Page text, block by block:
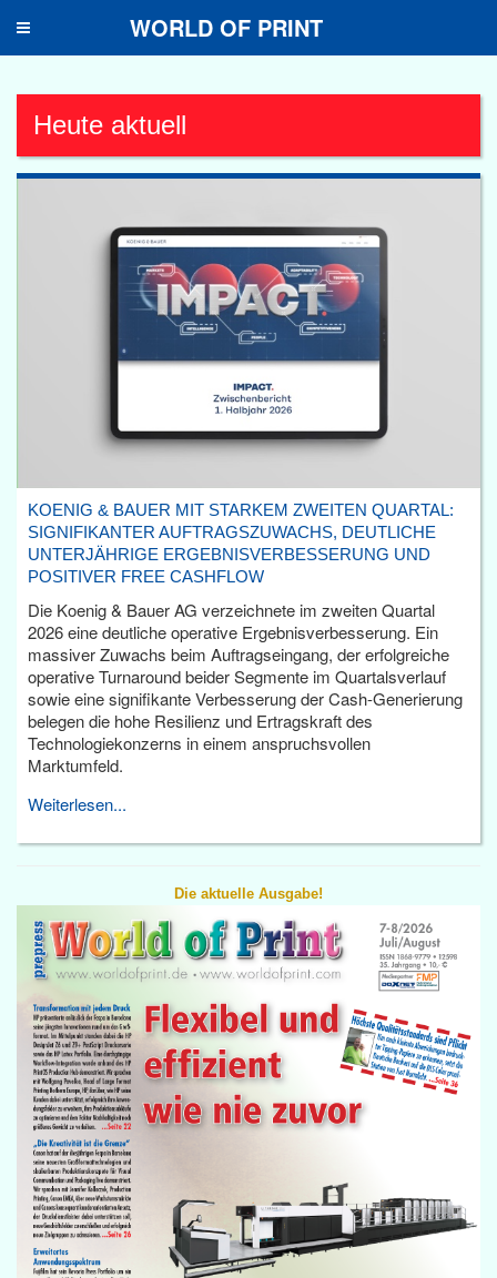
Toggle
WORLD OF PRINT
Heute aktuell
KOENIG & BAUER MIT STARKEM ZWEITEN QUARTAL:
SIGNIFIKANTER AUFTRAGSZUWACHS, DEUTLICHE
UNTERJÄHRIGE ERGEBNISVERBESSERUNG UND
POSITIVER FREE CASHFLOW
Die Koenig & Bauer AG verzeichnete im zweiten Quartal
2026 eine deutliche operative Ergebnisverbesserung. Ein
massiver Zuwachs beim Auftragseingang, der erfolgreiche
operative Turnaround beider Segmente im Quartalsverlauf
sowie eine signifikante Verbesserung der Cash-Generierung
belegen die hohe Resilienz und Ertragskraft des
Technologiekonzerns in einem anspruchsvollen
Marktumfeld.
Weiterlesen...
Die aktuelle Ausgabe!